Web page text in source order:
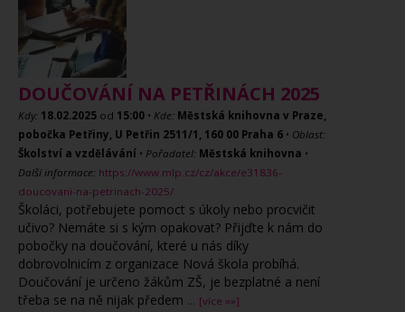
DOUČOVÁNÍ NA PETŘINÁCH 2025
Kdy: 18.02.2025 od 15:00 • Kde: Městská knihovna v Praze,
pobočka Petřiny, U Petřin 2511/1, 160 00 Praha 6 • Oblast:
Školství a vzdělávání • Pořadatel: Městská knihovna •
Další informace: https://www.mlp.cz/cz/akce/e31836-
doucovani-na-petrinach-2025/
Školáci, potřebujete pomoct s úkoly nebo procvičit
učivo? Nemáte si s kým opakovat? Přijďte k nám do
pobočky na doučování, které u nás díky
dobrovolnicím z organizace Nová škola probíhá.
Doučování je určeno žákům ZŠ, je bezplatné a není
třeba se na ně nijak předem ... [více »»]